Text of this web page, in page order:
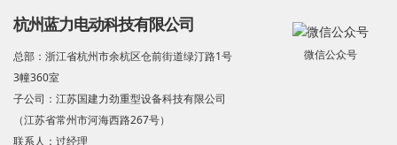
杭州蓝力电动科技有限公司
总部：浙江省杭州市余杭区仓前街道绿汀路1号
3幢360室
子公司：江苏国建力劲重型设备科技有限公司
（江苏省常州市河海西路267号）
联系人：过经理
微信公众号